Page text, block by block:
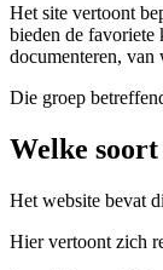
Het site vertoont
bieden de favoriete
documenteren, van
Die groep
Welke
Het website bevat
Hier vertoont zich